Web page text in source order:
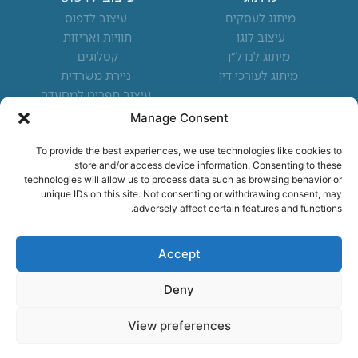
Manage Consent
To provide the best experiences, we use technologies like cookies to
store and/or access device information. Consenting to these
technologies will allow us to process data such as browsing behavior or
unique IDs on this site. Not consenting or withdrawing consent, may
adversely affect certain features and functions.
Accept
Deny
View preferences
מיתוג לעסקים
עיצוב לוגו
מיתוג לנדל"ן
מיתוג לעורכי דין
עיצוב לדפוס
תוויות ואריזות
קטלוגים
ניירת משרדית
עיצוב תפריט למסעדה
משרד פרסום בצפון
משרד פרסום בחיפה
משרד פרסום בקריות
נותנים שירות לעסקים בכל
תנאי שימוש|מדיניות פרטיות